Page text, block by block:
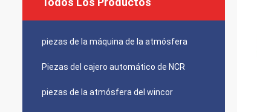
piezas de la máquina de la atmósfera
Piezas del cajero automático de NCR
piezas de la atmósfera del wincor